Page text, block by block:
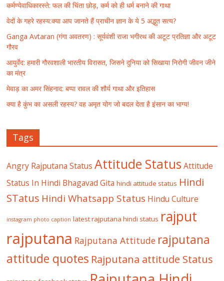
कर्मण्येवाधिकारस्ते: फल की चिंता छोड़, कर्म को ही धर्म बनाने की गाथा
वेदों के गहरे रहस्य:क्या आप जानते हैं प्राचीन ज्ञान के ये 5 अद्भुत सत्य?
Ganga Avtaran (गंगा अवतरण) : सूर्यवंशी राजा भगीरथ की अटूट प्रतिज्ञा और अटूट
गौरव
आयुर्वेद: हमारी गौरवशाली भारतीय विरासत, जिसने दुनिया को सिखाया निरोगी जीवन जीने
का मंत्र
मेवाड़ का अमर सिंहनाद: बप्पा रावल की शौर्य गाथा और इतिहास
क्या है कुंभ का असली रहस्य? वह अमृत योग जो बदल देता है इंसान का भाग्य!
Tags
Angry Rajputana Status Attitude Status Attitude
Status In Hindi Bhagavad Gita hindi attitude status Hindi
STatus Hindi Whatsapp Status Hindu Culture
instagram photo caption latest rajputana hindi status rajput
rajputana Rajputana Attitude rajputana
attitude quotes Rajputana attitude Status